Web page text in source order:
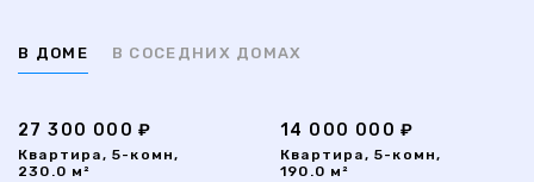
В ДОМЕ В СОСЕДНИХ ДОМАХ
27 300 000 ₽
Квартира, 5-комн,
230.0 м²
14 000 000 ₽
Квартира, 5-комн,
190.0 м²